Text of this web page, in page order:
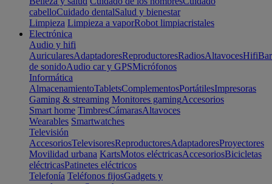
cabelloCuidado dentalSalud y bienestar
Limpieza Limpieza a vaporRobot limpiacristales
Electrónica
Audio y hifi
AuricularesAdaptadoresReproductoresRadiosAltavocesHifi
de sonidoAudio car y GPSMicrófonos
Informática
AlmacenamientoTabletsComplementosPortátilesImpresoras
Gaming & streaming Monitores gamingAccesorios
Smart home TimbresCámarasAltavoces
Wearables Smartwatches
Televisión
AccesoriosTelevisoresReproductoresAdaptadoresProyectores
Movilidad urbana KartsMotos eléctricasAccesoriosBicicletas
eléctricasPatinetes eléctricos
Telefonía Teléfonos fijosGadgets y